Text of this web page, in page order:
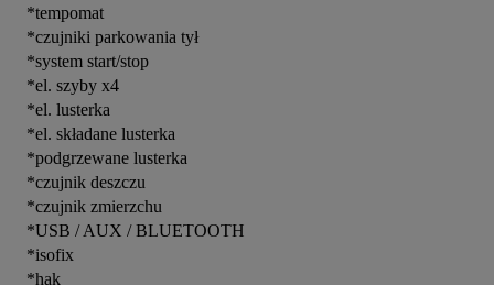
*tempomat
*czujniki parkowania tył
*system start/stop
*el. szyby x4
*el. lusterka
*el. składane lusterka
*podgrzewane lusterka
*czujnik deszczu
*czujnik zmierzchu
*USB / AUX / BLUETOOTH
*isofix
*hak